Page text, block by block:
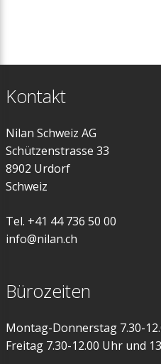
Kontakt
Nilan Schweiz AG
Schützenstrasse 33
8902 Urdorf
Schweiz
Tel. +41 44 736 50 00
info@nilan.ch
Bürozeiten
Montag-Donnerstag 7.30-
Freitag 7.30-12.00 Uhr und